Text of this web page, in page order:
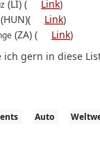
(LI) ( Link)
(HUN)( Link)
(ZA) ( Link)
ich gern in diese
Auto